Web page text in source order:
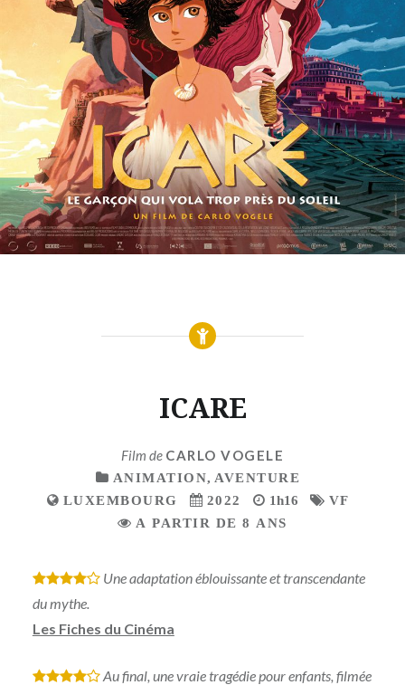
ICARE
Film de CARLO VOGELE
ANIMATION, AVENTURE
LUXEMBOURG
2022 1h16
VF
A PARTIR DE 8 ANS
* * * *
Une adaptation éblouissante et transcendante
du mythe.
Les Fiches du Cinéma
* * * *
Au final, une vraie tragédie pour enfants, filmée